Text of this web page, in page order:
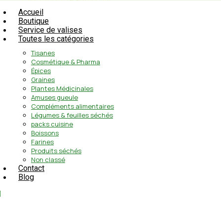
Accueil
Boutique
Service de valises
Toutes les catégories
Tisanes
Cosmétique & Pharma
Épices
Graines
Plantes Médicinales
Amuses gueule
Compléments alimentaires
Légumes & feuilles séchés
packs cuisine
Boissons
Farines
Produits séchés
Non classé
Contact
Blog